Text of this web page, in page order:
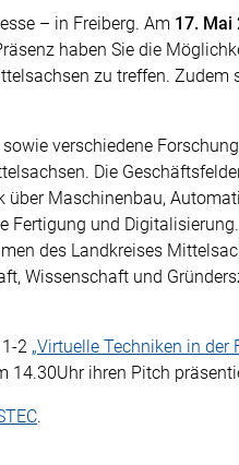
– in Freiberg. Am 17. Mai
haben Sie die
zu treffen. Zudem
verschiedene
Die
über Maschinenbau,
Fertigung und
des Landkreises
Wissenschaft und
2 „Virtuelle Techniken in der
14.30Uhr ihren Pitch
.